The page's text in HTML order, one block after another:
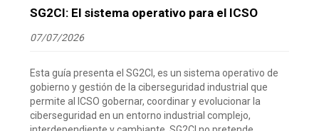
SG2CI: El sistema operativo para el ICSO
07/07/2026
Esta guía presenta el SG2CI, es un sistema operativo de
gobierno y gestión de la ciberseguridad industrial que
permite al ICSO gobernar, coordinar y evolucionar la
ciberseguridad en un entorno industrial complejo,